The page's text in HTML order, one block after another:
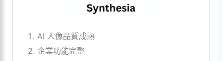
AI 人像品質成熟
企業功能完整